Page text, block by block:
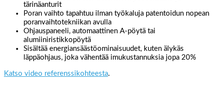
tärinäanturit
Poran vaihto tapahtuu ilman työkaluja patentoidun nopean
poranvaihtotekniikan avulla
Ohjauspaneeli, automaattinen A-pöytä tai
alumiiniristikkopöytä
Sisältää energiansäästöominaisuudet, kuten älykäs
läppäohjaus, joka vähentää imukustannuksia jopa 20%
Katso video referenssikohteesta.